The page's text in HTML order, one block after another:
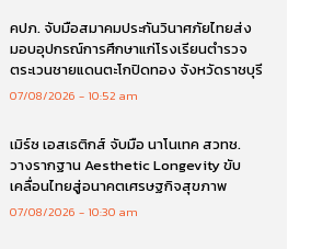
คปภ. จับมือสมาคมประกันวินาศภัยไทยส่ง
มอบอุปกรณ์การศึกษาแก่โรงเรียนตำรวจ
ตระเวนชายแดนตะโกปิดทอง จังหวัดราชบุรี
07/08/2026 10:52 am
เมิร์ซ เอสเธติกส์ จับมือ นาโนเทค สวทช.
วางรากฐาน Aesthetic Longevity ขับ
เคลื่อนไทยสู่อนาคตเศรษฐกิจสุขภาพ
07/08/2026 10:30 am